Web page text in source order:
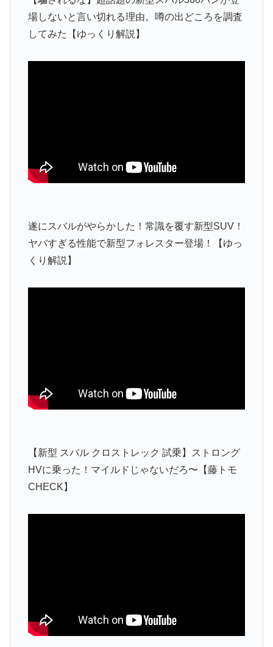
場しないと言い切れる理由。噂の出どころを調査
してみた【ゆっくり解説】
遂にスバルがやらかした！常識を覆す新型SUV！
ヤバすぎる性能で新型フォレスター登場！【ゆっ
くり解説】
【新型 スバル クロストレック 試乗】ストロング
HVに乗った！マイルドじゃないだろ〜【藤トモ
CHECK】